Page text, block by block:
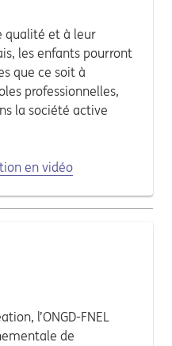
qualité et à leur
les enfants pourront
que ce soit à
professionnelles,
la société active
en vidéo
l’ONGD-FNEL
de